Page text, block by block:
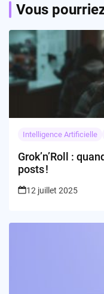
Vous
Intelligence Artificielle
Grok’n’Roll :
posts !
12 juillet 2025